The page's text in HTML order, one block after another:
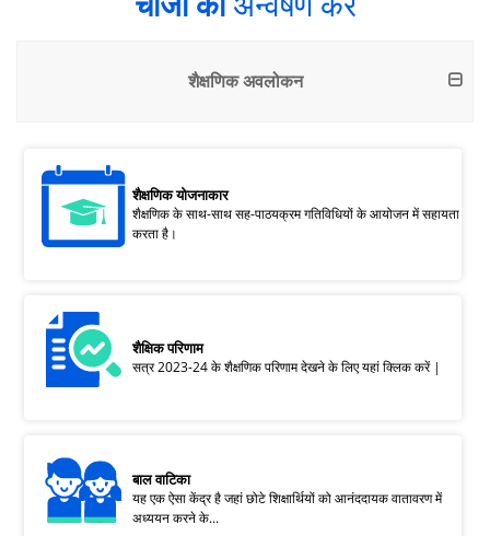
शैक्षणिक अवलोकन
शैक्षणिक योजनाकार
शैक्षणिक के साथ-साथ सह-पाठयक्रम गतिविधियों के आयोजन में सहायता
करता है।
शैक्षिक परिणाम
सत्र 2023-24 के शैक्षणिक परिणाम देखने के लिए यहां क्लिक करें |
बाल वाटिका
यह एक ऐसा केंद्र है जहां छोटे शिक्षार्थियों को आनंददायक वातावरण में
अध्ययन करने के...